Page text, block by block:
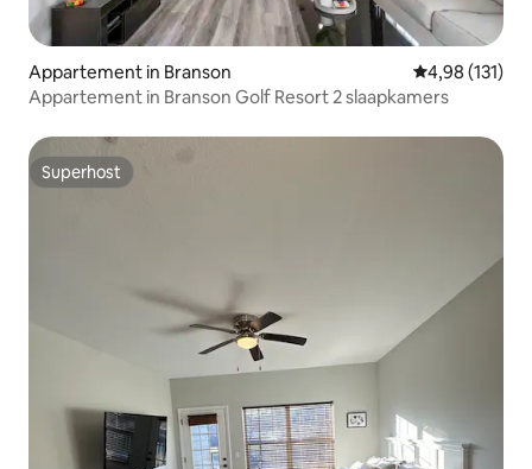
Appartement in Branson Gemiddelde
4,98 (131)
Appartement in Branson Golf Resort 2 slaapkamers
Superhost
Superhost